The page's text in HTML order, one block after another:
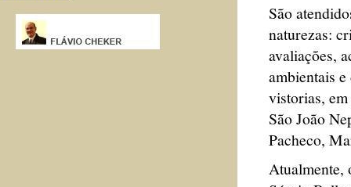
São
naturezas:
avaliações,
ambientais
vistorias,
São João
Pacheco,
Atualmente,